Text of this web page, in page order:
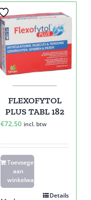
FLEXOFYTOL
PLUS TABL 182
€72,50 incl. btw
Toevoegen
aan
winkelwagen
Details